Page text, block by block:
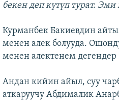
бекен деп күтүп турат.
Курманбек Бакиевдин
менен алек болууда.
менен алектенем
Андан кийин айыл, суу
аткаруучу Абдималик